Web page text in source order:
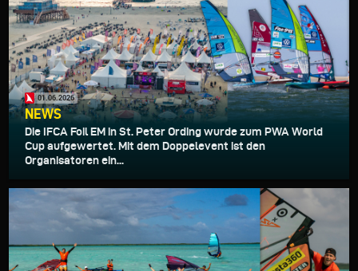
01.06.2026
NEWS
Die IFCA Foil EM in St. Peter Ording wurde zum PWA World
Cup aufgewertet. Mit dem Doppelevent ist den
Organisatoren ein...